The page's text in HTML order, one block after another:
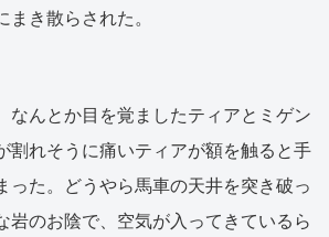
まき散らされた。
なんとか目を覚ましたティアとミゲン
割れそうに痛いティアが額を触ると手
った。どうやら馬車の天井を突き破っ
岩のお陰で、空気が入ってきているら